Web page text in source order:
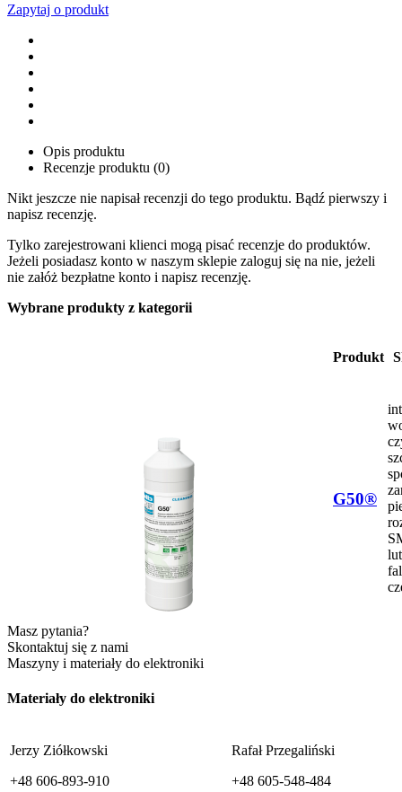
Zapytaj o produkt
Opis produktu
Recenzje produktu (0)
Nikt jeszcze nie napisał recenzji do tego produktu. Bądź pierwszy i
napisz recenzję.
Tylko zarejestrowani klienci mogą pisać recenzje do produktów.
Jeżeli posiadasz konto w naszym sklepie zaloguj się na nie, jeżeli
nie załóż bezpłatne konto i napisz recenzję.
Wybrane produkty z kategorii
Produkt
G50®
Masz pytania?
Skontaktuj się z nami
Maszyny i materiały do elektroniki
Materiały do elektroniki
Jerzy Ziółkowski
+48 606-893-910
Rafał Przegaliński
+48 605-548-484